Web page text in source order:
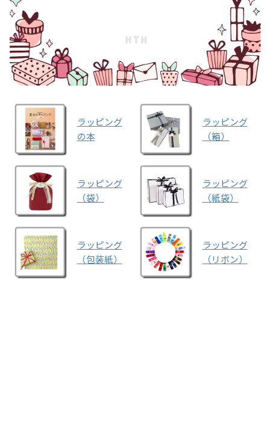
ラッピング
の本
ラッピング
（箱）
ラッピング
（袋）
ラッピング
（紙袋）
ラッピング
（包装紙）
ラッピング
（リボン）